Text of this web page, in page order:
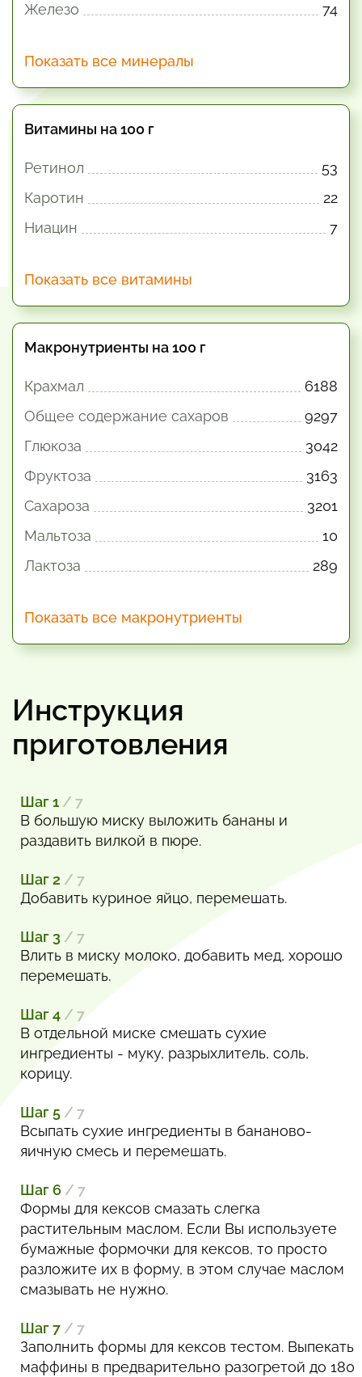
Железо
74
Показать все минералы
Витамины на 100 г
Ретинол
53
Каротин
22
Ниацин
7
Показать все витамины
Макронутриенты на 100 г
Крахмал
6188
Общее содержание сахаров
9297
Глюкоза
3042
Фруктоза
3163
Сахароза
3201
Мальтоза
10
Лактоза
289
Показать все макронутриенты
Инструкция
приготовления
Шаг 1 / 7
В большую миску выложить бананы и
раздавить вилкой в пюре.
Шаг 2 / 7
Добавить куриное яйцо, перемешать.
Шаг 3 / 7
Влить в миску молоко, добавить мед, хорошо
перемешать.
Шаг 4 / 7
В отдельной миске смешать сухие
ингредиенты - муку, разрыхлитель, соль,
корицу.
Шаг 5 / 7
Всыпать сухие ингредиенты в бананово-
яичную смесь и перемешать.
Шаг 6 / 7
Формы для кексов смазать слегка
растительным маслом. Если Вы используете
бумажные формочки для кексов, то просто
разложите их в форму, в этом случае маслом
смазывать не нужно.
Шаг 7 / 7
Заполнить формы для кексов тестом. Выпекать
маффины в предварительно разогретой до 180